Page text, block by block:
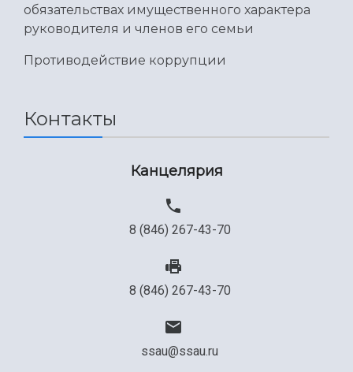
обязательствах имущественного характера
руководителя и членов его семьи
Противодействие коррупции
Контакты
Канцелярия
8 (846) 267-43-70
8 (846) 267-43-70
ssau@ssau.ru